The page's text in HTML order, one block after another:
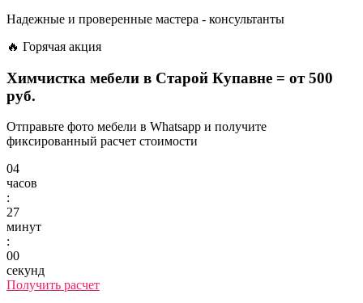
Надежные и проверенные мастера - консультанты
🔥 Горячая акция
Химчистка мебели в Старой Купавне = от 500
руб.
Отправьте фото мебели в Whatsapp и получите
фиксированный расчет стоимости
04
часов
:
27
минут
:
00
секунд
Получить расчет